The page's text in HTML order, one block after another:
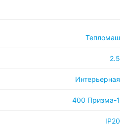
Тепломаш
2.5
Интерьерная
400 Призма-1
IP20